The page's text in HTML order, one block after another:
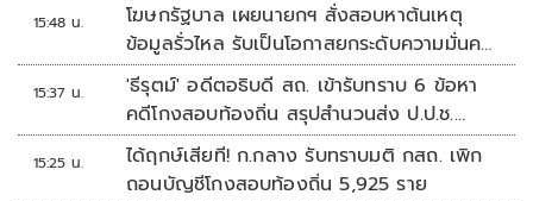
15:48 น.
โฆษกรัฐบาล เผยนายกฯ สั่งสอบหาต้นเหตุ
ข้อมูลรั่วไหล รับเป็นโอกาสยกระดับความมั่นคง
ปลอดภัยข้อมูลภาครัฐทั้งระบบ
15:37 น.
'ธีรุตม์' อดีตอธิบดี สถ. เข้ารับทราบ 6 ข้อหา
คดีโกงสอบท้องถิ่น สรุปสำนวนส่ง ป.ป.ช.
สัปดาห์หน้า
15:25 น.
ได้ฤกษ์เสียที! ก.กลาง รับทราบมติ กสถ. เพิก
ถอนบัญชีโกงสอบท้องถิ่น 5,925 ราย